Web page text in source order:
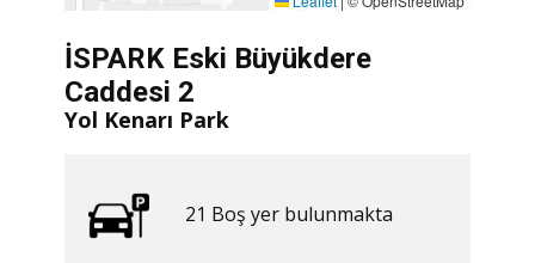
İSPARK Eski Büyükdere
Caddesi 2
Yol Kenarı Park
21 ​​Boş yer bulunmakta